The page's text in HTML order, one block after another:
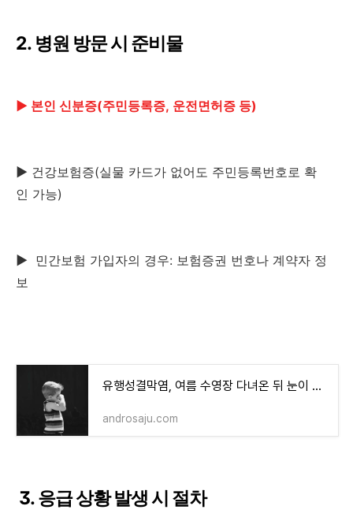
2. 병원 방문 시 준비물
▶ 본인 신분증(주민등록증, 운전면허증 등)
▶ 건강보험증(실물 카드가 없어도 주민등록번호로 확
인 가능)
▶
민간보험 가입자의 경우: 보험증권 번호나 계약자 정
보
유행성결막염, 여름 수영장 다녀온 뒤 눈이 충혈됐다면 의심하세요
androsaju.com
3. 응급 상황 발생 시 절차